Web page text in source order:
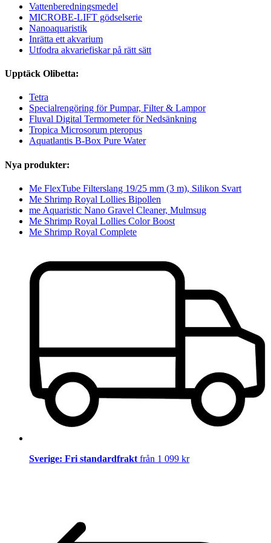
Vattenberedningsmedel
MICROBE-LIFT gödselserie
Nanoaquaristik
Inrätta ett akvarium
Utfodra akvariefiskar på rätt sätt
Upptäck Olibetta:
Tetra
Specialrengöring för Pumpar, Filter & Lampor
Fluval Digital Termometer för Nedsänkning
Tropica Microsorum pteropus
Aquatlantis B-Box Pure Water
Nya produkter:
Me FlexTube Filterslang 19/25 mm (3 m), Silikon Svart
Me Shrimp Royal Lollies Bipollen
me Aquaristic Nano Gravel Cleaner, Mulmsug
Me Shrimp Royal Lollies Color Boost
Me Shrimp Royal Complete
Sverige: Fri standardfrakt från 1 099 kr